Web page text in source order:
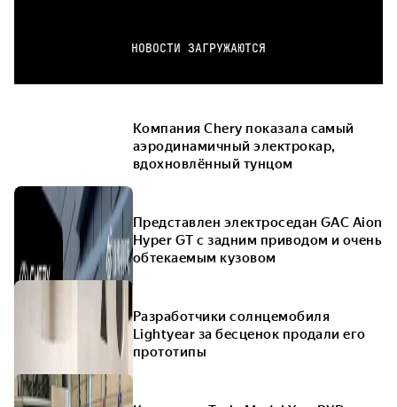
НОВОСТИ ЗАГРУЖАЮТСЯ
Компания Chery показала самый
аэродинамичный электрокар,
вдохновлённый тунцом
Представлен электроседан GAC Aion
Hyper GT с задним приводом и очень
обтекаемым кузовом
Разработчики солнцемобиля
Lightyear за бесценок продали его
прототипы